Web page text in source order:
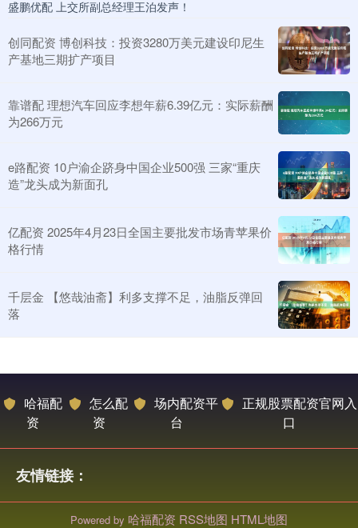
盛鹏优配 上交所副总经理王泊发声！
创同配资 博创科技：投资3280万美元建设印尼生
产基地三期扩产项目
靠谱配 理想汽车回应李想年薪6.39亿元：实际薪酬
为266万元
e路配资 10户渝企跻身中国企业500强 三家“重庆
造”龙头成为新面孔
亿配资 2025年4月23日全国主要批发市场青苹果价
格行情
千层金 【悠哉油斋】利多支撑不足，油脂反弹回
落
哈福配
资
怎么配
资
场内配资平
台
正规股票配资官网入
口
友情链接：
Powered by 哈福配资 RSS地图 HTML地图